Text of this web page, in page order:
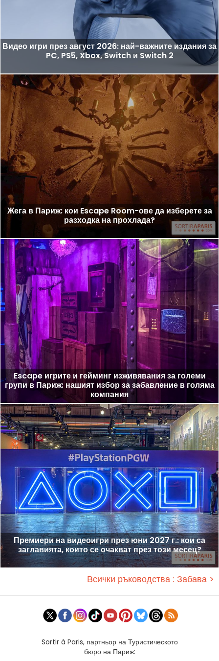
Видео игри през август 2026: най-важните издания за
PC, PS5, Xbox, Switch и Switch 2
Жега в Париж: кои Escape Room-ове да изберете за
разходка на прохлада?
Escape игрите и гейминг изживявания за големи
групи в Париж: нашият избор за забавление в голяма
компания
Премиери на видеоигри през юни 2027 г.: кои са
заглавията, които се очакват през този месец?
Всички ръководства : Забава >
Sortir à Paris, партньор на Туристическото
бюро на Париж: